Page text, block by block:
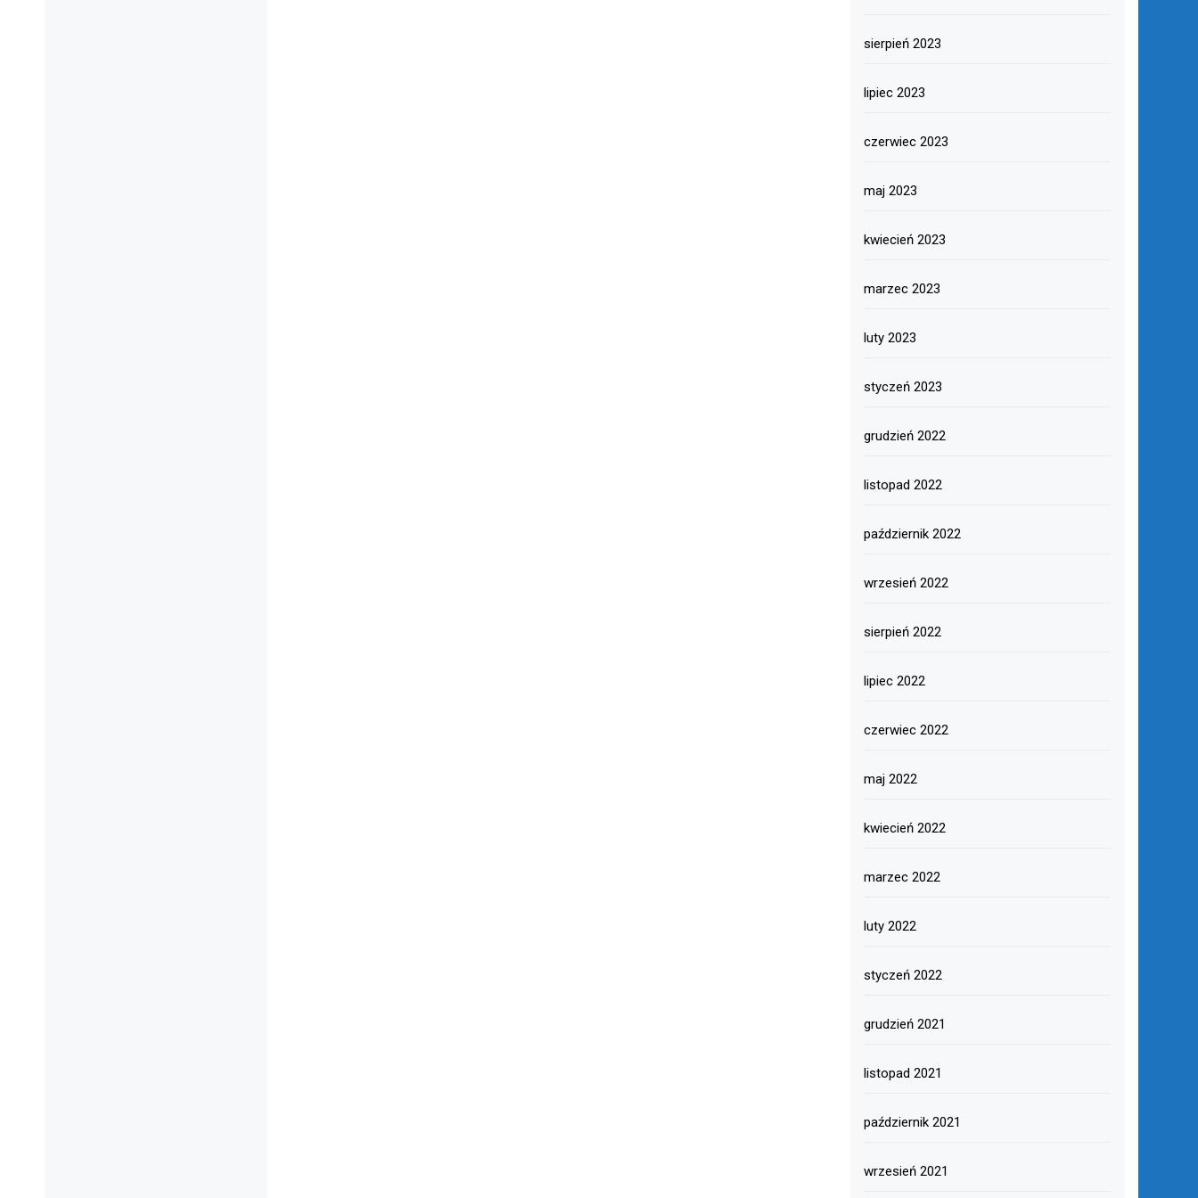
sierpień 2023
lipiec 2023
czerwiec 2023
maj 2023
kwiecień 2023
marzec 2023
luty 2023
styczeń 2023
grudzień 2022
listopad 2022
październik 2022
wrzesień 2022
sierpień 2022
lipiec 2022
czerwiec 2022
maj 2022
kwiecień 2022
marzec 2022
luty 2022
styczeń 2022
grudzień 2021
listopad 2021
październik 2021
wrzesień 2021